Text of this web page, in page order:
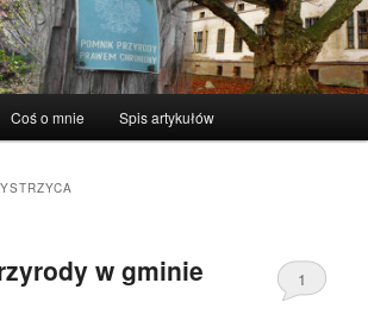
Coś o mnie Spis artykułów
w gminie
1